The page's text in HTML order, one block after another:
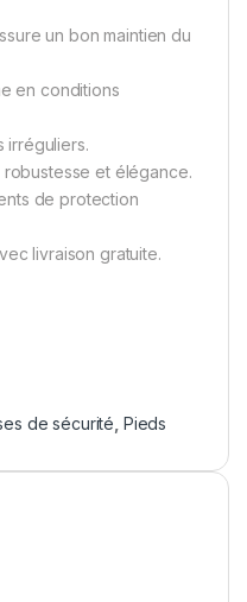
un bon maintien du
en conditions
irréguliers.
et élégance.
de protection
livraison gratuite.
de sécurité Pieds